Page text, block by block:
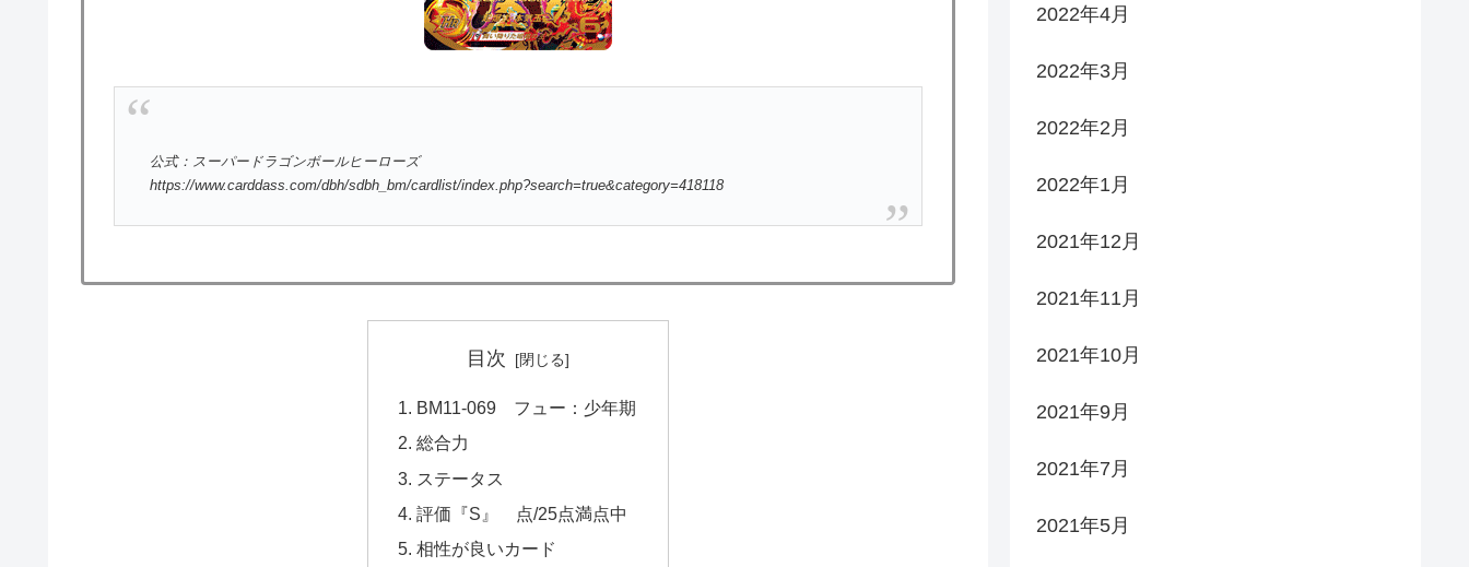
公式：スーパードラゴンボールヒーローズ
https://www.carddass.com/dbh/sdbh_bm/cardlist/index.php?search=true&category=418118
目次
BM11-069 フュー：少年期
総合力
ステータス
評価『S』 点/25点満点中
相性が良いカード
2022年4月
2022年3月
2022年2月
2022年1月
2021年12月
2021年11月
2021年10月
2021年9月
2021年7月
2021年5月